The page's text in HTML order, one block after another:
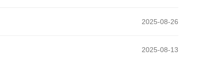
2025-08-26
2025-08-13